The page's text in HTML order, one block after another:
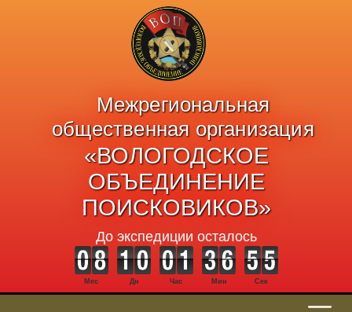
Межрегиональная
общественная организация
«ВОЛОГОДСКОЕ
ОБЪЕДИНЕНИЕ
ПОИСКОВИКОВ»
До экспедиции осталось
Мес Дн Час Мин Сек